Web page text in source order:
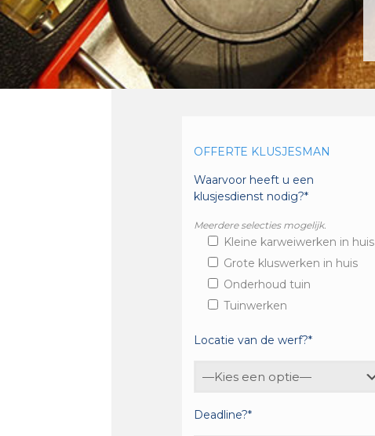
OFFERTE KLUSJESMAN
Waarvoor heeft u een
klusjesdienst nodig?*
Meerdere selecties mogelijk.
Kleine karweiwerken in huis
Grote kluswerken in huis
Onderhoud tuin
Tuinwerken
Locatie van de werf?*
Deadline?*